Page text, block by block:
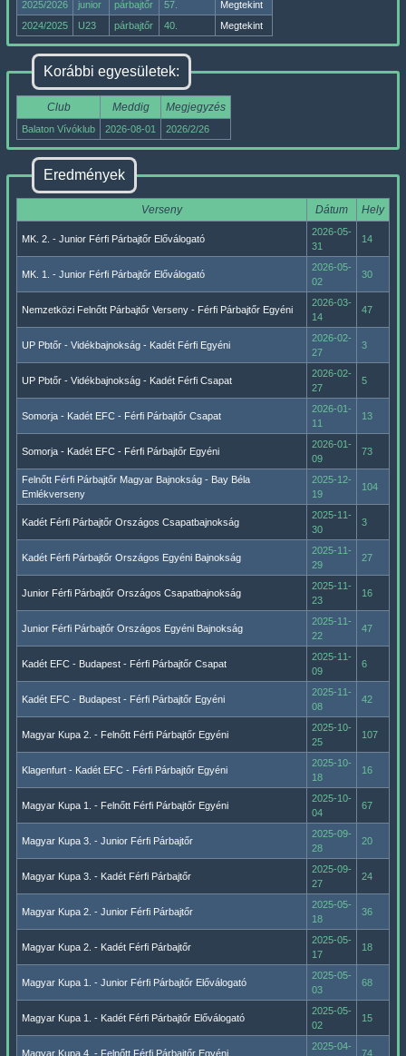
2025/2026
junior párbajtőr 57.
Megtekint
2024/2025
U23 párbajtőr 40. Megtekint
Korábbi egyesületek:
Club Meddig Megjegyzés
Balaton Vívóklub 2026-08-01 2026/2/26
Eredmények
Verseny Dátum Hely
MK. 2. - Junior Férfi Párbajtőr Előválogató
2026-05-
31
14
MK. 1. - Junior Férfi Párbajtőr Előválogató
2026-05-
02
30
Nemzetközi Felnőtt Párbajtőr Verseny - Férfi Párbajtőr Egyéni
2026-03-
14
47
UP Pbtőr - Vidékbajnokság - Kadét Férfi Egyéni
2026-02-
27
3
UP Pbtőr - Vidékbajnokság - Kadét Férfi Csapat
2026-02-
27
5
Somorja - Kadét EFC - Férfi Párbajtőr Csapat
2026-01-
11
13
Somorja - Kadét EFC - Férfi Párbajtőr Egyéni
2026-01-
09
73
Felnőtt Férfi Párbajtőr Magyar Bajnokság - Bay Béla
Emlékverseny
2025-12-
19
104
Kadét Férfi Párbajtőr Országos Csapatbajnokság
2025-11-
30
3
Kadét Férfi Párbajtőr Országos Egyéni Bajnokság
2025-11-
29
27
Junior Férfi Párbajtőr Országos Csapatbajnokság
2025-11-
23
16
Junior Férfi Párbajtőr Országos Egyéni Bajnokság
2025-11-
22
47
Kadét EFC - Budapest - Férfi Párbajtőr Csapat
2025-11-
09
6
Kadét EFC - Budapest - Férfi Párbajtőr Egyéni
2025-11-
08
42
Magyar Kupa 2. - Felnőtt Férfi Párbajtőr Egyéni
2025-10-
25
107
Klagenfurt - Kadét EFC - Férfi Párbajtőr Egyéni
2025-10-
18
16
Magyar Kupa 1. - Felnőtt Férfi Párbajtőr Egyéni
2025-10-
04
67
Magyar Kupa 3. - Junior Férfi Párbajtőr
2025-09-
28
20
Magyar Kupa 3. - Kadét Férfi Párbajtőr
2025-09-
27
24
Magyar Kupa 2. - Junior Férfi Párbajtőr
2025-05-
18
36
Magyar Kupa 2. - Kadét Férfi Párbajtőr
2025-05-
17
18
Magyar Kupa 1. - Junior Férfi Párbajtőr Előválogató
2025-05-
03
68
Magyar Kupa 1. - Kadét Férfi Párbajtőr Előválogató
2025-05-
02
15
Magyar Kupa 4. - Felnőtt Férfi Párbajtőr Egyéni
2025-04-
74